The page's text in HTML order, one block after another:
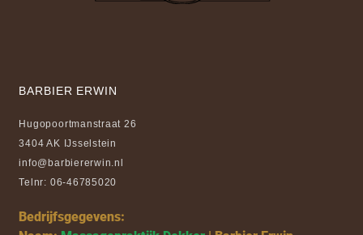
BARBIER ERWIN
Hugopoortmanstraat 26
3404 AK IJsselstein
info@barbiererwin.nl
Telnr: 06-46785020
Bedrijfsgegevens: